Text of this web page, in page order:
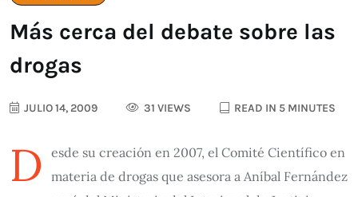
Más cerca del debate sobre las
drogas
JULIO 14, 2009 31 VIEWS READ IN 5 MINUTES
D esde su creación en 2007, el Comité Científico en
materia de drogas que asesora a Aníbal Fernández